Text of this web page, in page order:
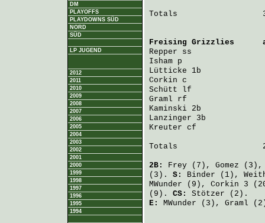
DM
PLAYOFFS
PLAYDOWNS SÜD
NORD
SÜD
LP JUGEND
2012
2011
2010
2009
2008
2007
2006
2005
2004
2003
2002
2001
2000
1999
1998
1997
1996
1995
1994
Totals
Freising Grizzlies
Repper ss                4
Isham p                  4
Lütticke 1b
Corkin c                 3
Schütt lf                3
Graml rf                 3
Kaminski 2b
Lanzinger 3b
Kreuter cf               3
Totals
2B: Frey (7), Gomez
(3). S: Binder (1),
MWunder (9), Corkin 3
(9). CS: Stötzer (2).
E: MWunder (3), Graml